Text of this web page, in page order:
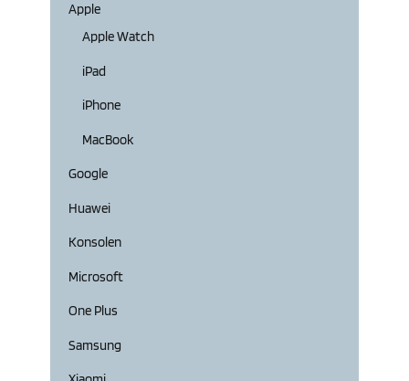
Apple
Apple Watch
iPad
iPhone
MacBook
Google
Huawei
Konsolen
Microsoft
One Plus
Samsung